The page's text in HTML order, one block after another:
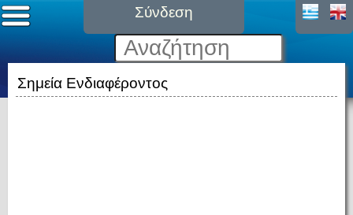
Σύνδεση
Σημεία Ενδιαφέροντος